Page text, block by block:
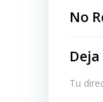
No
Tu